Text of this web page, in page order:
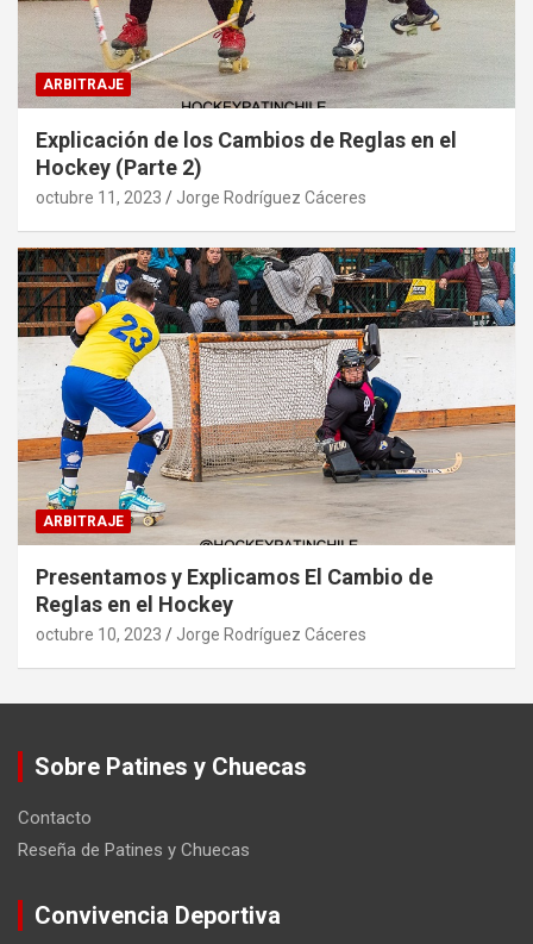
ARBITRAJE
Explicación de los Cambios de Reglas en el
Hockey (Parte 2)
octubre 11, 2023 Jorge Rodríguez Cáceres
ARBITRAJE
Presentamos y Explicamos El Cambio de
Reglas en el Hockey
octubre 10, 2023 Jorge Rodríguez Cáceres
Sobre Patines y Chuecas
Contacto
Reseña de Patines y Chuecas
Convivencia Deportiva